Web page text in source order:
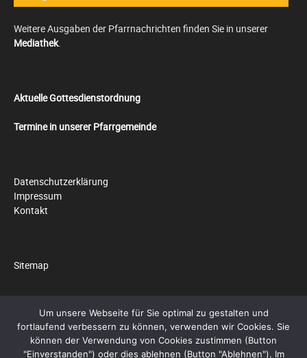
Weitere Ausgaben der Pfarrnachrichten finden Sie in unserer
Mediathek.
Aktuelle Gottesdienstordnung
Termine in unserer Pfarrgemeinde
Datenschutzerklärung
Impressum
Kontakt
Sitemap
© 2026 byPfarrei Hll. Cosmas und Damian
Um unsere Webseite für Sie optimal zu gestalten und
fortlaufend verbessern zu können, verwenden wir Cookies. Sie
können der Verwendung von Cookies zustimmen (Button
"Einverstanden") oder dies ablehnen (Button "Ablehnen"). Im